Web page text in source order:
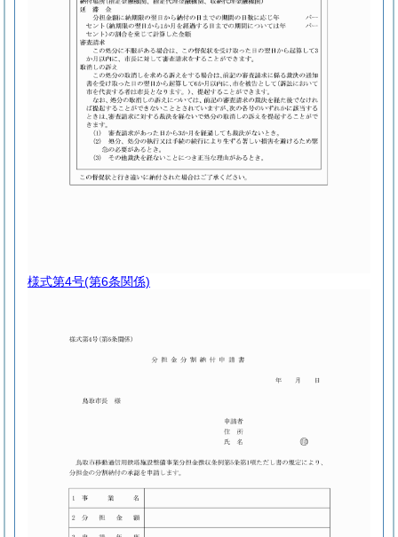
様式第4号(第6条関係)